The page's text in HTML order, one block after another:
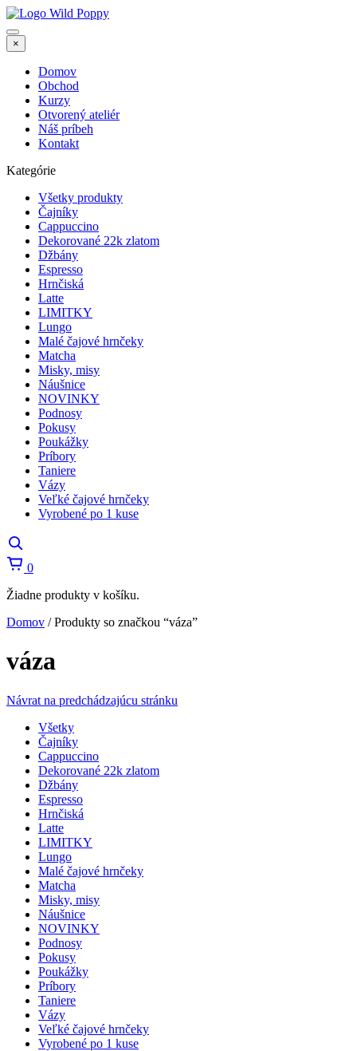
×
Domov
Obchod
Kurzy
Otvorený ateliér
Náš príbeh
Kontakt
Kategórie
Všetky produkty
Čajníky
Cappuccino
Dekorované 22k zlatom
Džbány
Espresso
Hrnčiská
Latte
LIMITKY
Lungo
Malé čajové hrnčeky
Matcha
Misky, misy
Náušnice
NOVINKY
Podnosy
Pokusy
Poukážky
Príbory
Taniere
Vázy
Veľké čajové hrnčeky
Vyrobené po 1 kuse
0
Žiadne produkty v košíku.
Domov /Produkty so značkou “váza”
váza
Návrat na predchádzajúcu stránku
Všetky
Čajníky
Cappuccino
Dekorované 22k zlatom
Džbány
Espresso
Hrnčiská
Latte
LIMITKY
Lungo
Malé čajové hrnčeky
Matcha
Misky, misy
Náušnice
NOVINKY
Podnosy
Pokusy
Poukážky
Príbory
Taniere
Vázy
Veľké čajové hrnčeky
Vyrobené po 1 kuse